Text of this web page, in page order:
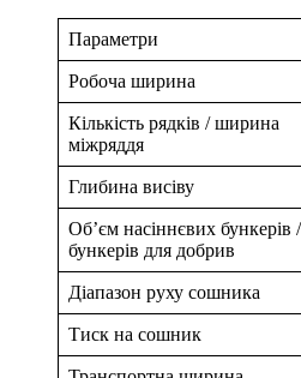
Параметри
Робоча ширина
Кількість рядків / ширина
міжряддя
Глибина висіву
Об’єм насіннєвих бункерів /
бункерів для добрив
Діапазон руху сошника
Тиск на сошник